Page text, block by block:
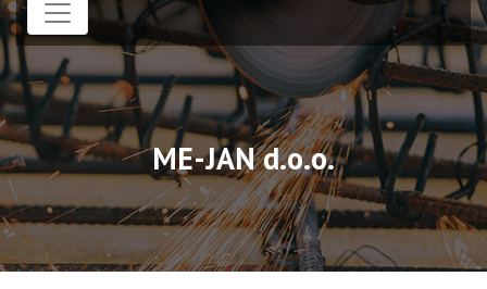
ME-JAN d.o.o.